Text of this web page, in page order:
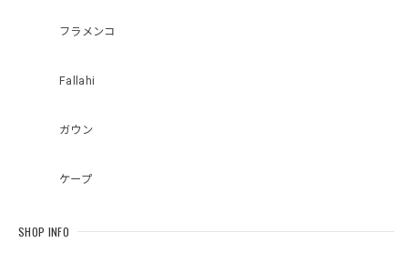
フラメンコ
Fallahi
ガウン
ケープ
SHOP INFO